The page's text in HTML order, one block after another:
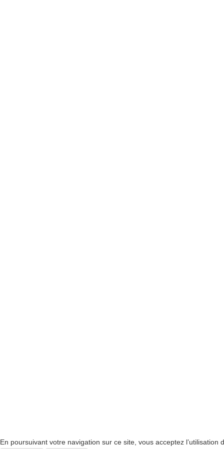
En poursuivant votre navigation sur ce site, vous acceptez